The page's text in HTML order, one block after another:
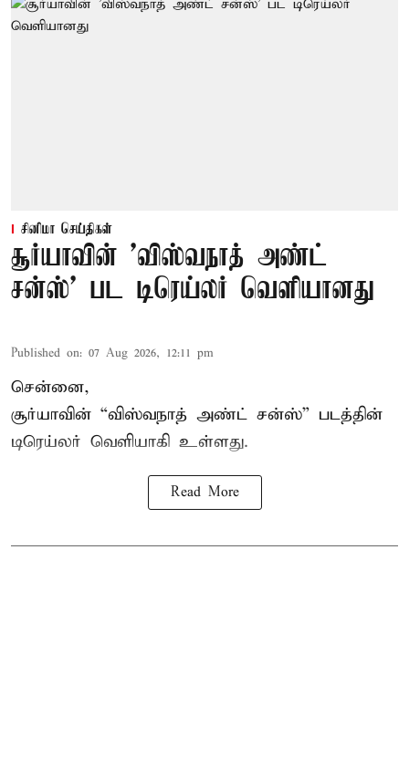
சினிமா செய்திகள்
சூர்யாவின் 'விஸ்வநாத் அண்ட்
சன்ஸ்' பட டிரெய்லர் வெளியானது
Published on: 07 Aug 2026, 12:11 pm
சென்னை,
சூர்யாவின் “விஸ்வநாத் அண்ட் சன்ஸ்” படத்தின்
டிரெய்லர் வெளியாகி உள்ளது.
Read More